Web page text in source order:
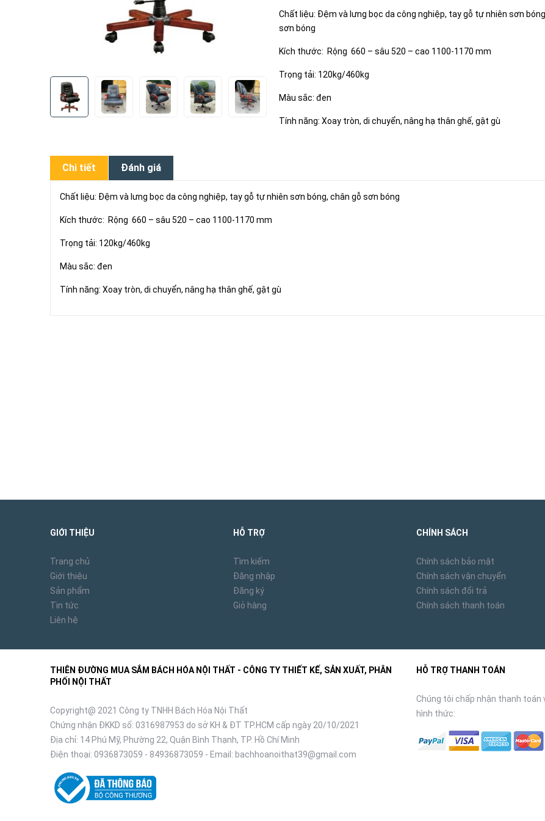
Chất liệu: Đệm và lưng bọc da công nghiệp, tay gỗ tự nhiên sơn
sơn bóng
Kích thước: Rộng 660 – sâu 520 – cao 1100-1170 mm
Trọng tải: 120kg/460kg
Màu sắc: đen
Tính năng: Xoay tròn, di chuyển, nâng hạ thân ghế, gật gù
Chi tiết Đánh giá
Chất liệu: Đệm và lưng bọc da công nghiệp, tay gỗ tự nhiên sơn bóng, chân gỗ sơn bóng
Kích thước: Rộng 660 – sâu 520 – cao 1100-1170 mm
Trọng tải: 120kg/460kg
Màu sắc: đen
Tính năng: Xoay tròn, di chuyển, nâng hạ thân ghế, gật gù
GIỚI THIỆU
Trang chủ
Giới thiệu
Sản phẩm
Tin tức
Liên hệ
HỖ TRỢ
Tìm kiếm
Đăng nhập
Đăng ký
Giỏ hàng
CHÍNH SÁCH
Chính sách bảo mật
Chính sách vận chuyển
Chính sách đổi trả
Chính sách thanh toán
THIÊN ĐƯỜNG MUA SẮM BÁCH HÓA NỘI THẤT - CÔNG TY THIẾT KẾ, SẢN XUẤT, PHÂN
PHỐI NỘI THẤT
Copyright@ 2021 Công ty TNHH Bách Hóa Nội Thất
Chứng nhận ĐKKD số: 0316987953 do sở KH & ĐT TP.HCM cấp ngày 20/10/2021
Địa chỉ: 14 Phú Mỹ, Phường 22, Quận Bình Thạnh, TP. Hồ Chí Minh
Điện thoại: 0936873059 - 84936873059 - Email: bachhoanoithat39@gmail.com
HỖ TRỢ THANH TOÁN
Chúng tôi chấp nhận thanh toán
hình thức: